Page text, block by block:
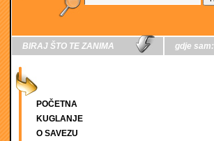
BIRAJ ŠTO TE ZANIMA
POČETNA
KUGLANJE
O SAVEZU
gdje sam: